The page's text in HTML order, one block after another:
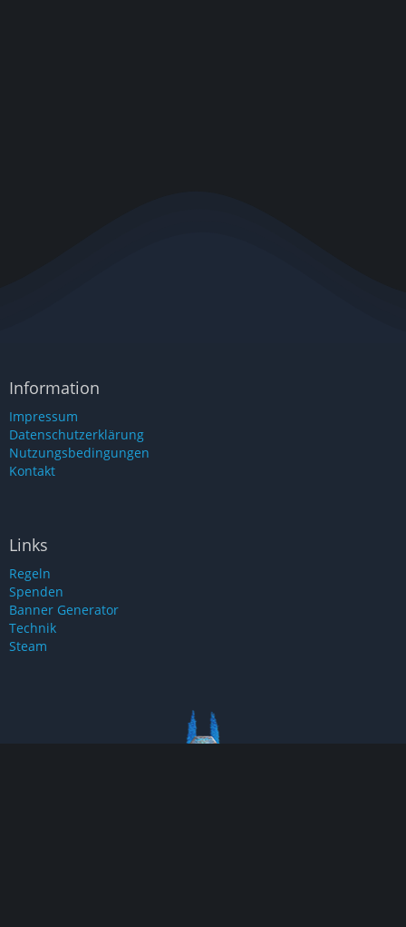
Information
Impressum
Datenschutzerklärung
Nutzungsbedingungen
Kontakt
Links
Regeln
Spenden
Banner Generator
Technik
Steam